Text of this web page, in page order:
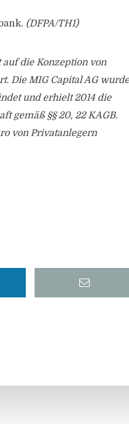
(DFPA/TH1)
die Konzeption von
Die MIG Capital AG
und erhielt 2014 die
gemäß §§ 20, 22 KAGB.
von Privatanlegern